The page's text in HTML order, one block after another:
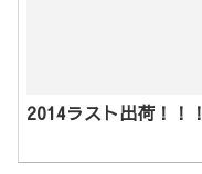
2014ラスト出荷！！！